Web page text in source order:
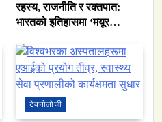
रहस्य, राजनीति र रक्तपात:
भारतको इतिहासमा ‘मयूर
टेक्नोलोजी